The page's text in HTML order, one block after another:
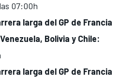
07:00h
larga del GP de Francia
enezuela, Bolivia y Chile:
larga del GP de Francia